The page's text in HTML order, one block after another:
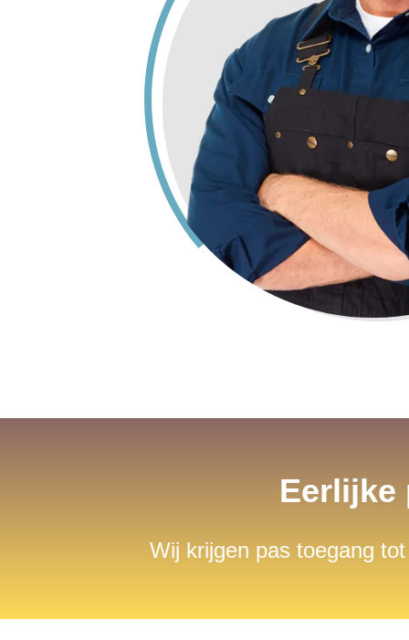
Eerlijke
Wij krijgen pas toegang